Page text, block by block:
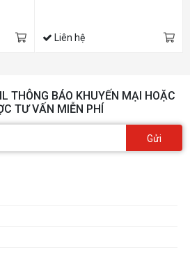
Liên hệ
THÔNG BÁO KHUYẾN MẠI HOẶC
TƯ VẤN MIỄN PHÍ
Gửi